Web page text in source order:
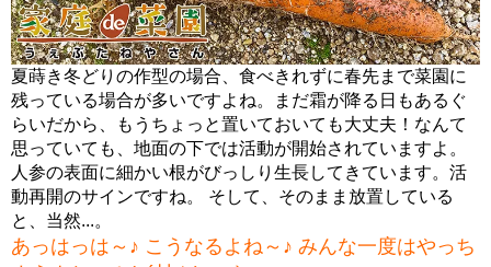
夏蒔き冬どりの作型の場合、食べきれずに春先まで菜園に
残っている場合が多いですよね。まだ霜が降る日もあるぐ
らいだから、もうちょっと置いておいても大丈夫！なんて
思っていても、地面の下では活動が開始されていますよ。
人参の表面に細かい根がびっしり生長してきています。活
動再開のサインですね。 そして、そのまま放置している
と、当然...。
あっはっは～♪ こうなるよね～♪ みんな一度はやっち